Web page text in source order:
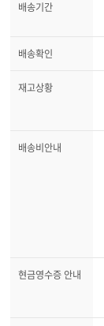
배송기간
배송확인
재고상황
배송비안내
현금영수증 안내